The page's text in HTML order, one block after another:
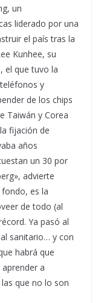
un
liderado por una
el país tras la
Kunhee, su
el que tuvo la
y
de los chips
Taiwán y Corea
fijación de
años
un 30 por
advierte
es la
de todo (al
Ya pasó al
sanitario… y con
habrá que
a
que no lo son